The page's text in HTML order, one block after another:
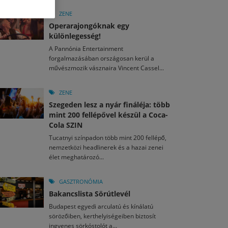
2026. JÚL. 15.
nézők 10 kedvenc filmje 2026 első félévében
án hozzánk is megérkezik a Rocktábor
2026. JÚL. 29.
a jubileumi Művészetek Völgye – még öt
kulturális ünnep
egy mese: 30 napos mesekihívást indít a Libri
2026. MÁJ. 11.
László kapta az Artisjus Irodalmi Nagydíjat
ZENE
Operarajongóknak egy
különlegesség!
A Pannónia Entertainment
forgalmazásában országosan kerül a
művészmozik vásznaira Vincent Cassel...
ZENE
Szegeden lesz a nyár fináléja: több
mint 200 fellépővel készül a Coca-
Cola SZIN
Tucatnyi színpadon több mint 200 fellépő,
nemzetközi headlinerek és a hazai zenei
élet meghatározó...
GASZTRONÓMIA
Bakancslista Sörútlevél
Budapest egyedi arculatú és kínálatú
sörözőiben, kerthelyiségeiben biztosít
ingyenes sörkóstolót a...